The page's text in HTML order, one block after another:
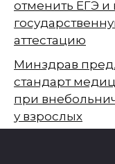
отменить ЕГЭ и
аттестацию
Минздрав
стандарт
при
у взрослых